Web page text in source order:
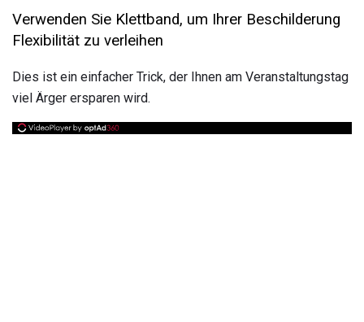
Verwenden Sie Klettband, um Ihrer Beschilderung
Flexibilität zu verleihen
Dies ist ein einfacher Trick, der Ihnen am Veranstaltungstag
viel Ärger ersparen wird.